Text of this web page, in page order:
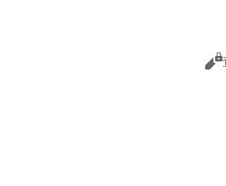
看
阅
读